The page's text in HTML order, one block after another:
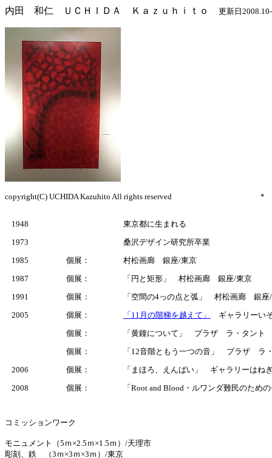
内田 和仁 ＵＣＨＩＤＡ Ｋａｚｕｈｉｔｏ 更新日
copyright(C) UCHIDA Kazuhito All rights reserved * カタロ
1948
東京都に生まれる
1973
桑沢デザイン研究所卒業
1985
個展：
村松画廊 銀座/東京
1987
個展：
「円と矩形」 村松画廊 銀座/東京
1991
個展：
「空間の4っの点と弧」 村松画廊 銀座
2005
個展： 「11月の階梯を越えて」
ギャラリー
個展：
「黄鐘について」 プラザ ラ・タント
個展：
「12音階ともう一つの音」 プラザ ラ
2006
個展：
「まほろ、えんばい」 ギャラリーはね
2008
個展： 「Root and Blood・ルワンダ難民のた
コミッションワーク
モニュメント（5ｍ×2.5ｍ×1.5ｍ）/天理市
彫刻、鉄 （3ｍ×3ｍ×3ｍ）/東京